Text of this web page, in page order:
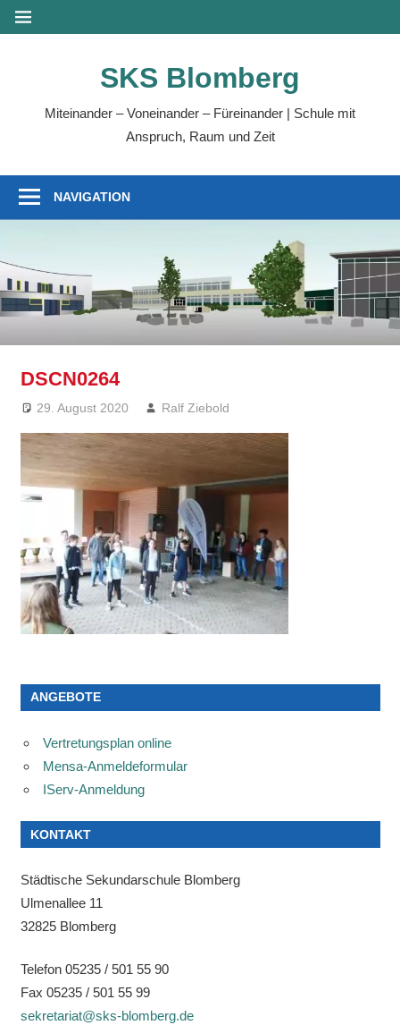
Zum
Inhalt
MENÜ
SKS Blomberg
Miteinander – Voneinander – Füreinander | Schule mit
Anspruch, Raum und Zeit
NAVIGATION
DSCN0264
29. August 2020 Ralf Ziebold
ANGEBOTE
Vertretungsplan online
Mensa-Anmeldeformular
IServ-Anmeldung
KONTAKT
Städtische Sekundarschule Blomberg
Ulmenallee 11
32825 Blomberg
Telefon 05235 / 501 55 90
Fax 05235 / 501 55 99
sekretariat@sks-blomberg.de